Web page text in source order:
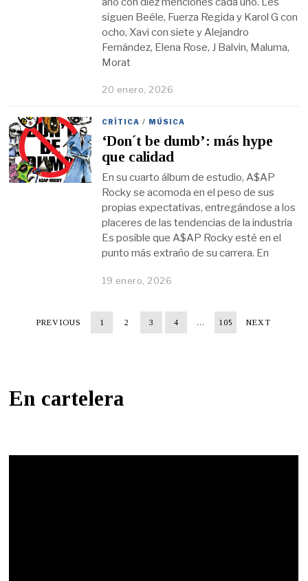
siguen Beéle, Fuerza Regida y Karol G con
ocho, Xavi con siete y Alejandro
Fernández, Elena Rose, J Balvin, Maluma,
Morat
20 enero, 2026
CRÍTICA / MÚSICA
‘Don´t be dumb’: más hype
que calidad
En su cuarto álbum de estudio, A$AP
Rocky se acomoda en el peso de sus
propias expectativas, entregándose a los
placeres de las tendencias de la industria
Es posible que A$AP Rocky esté en el
punto más extraño de su carrera. En
19 enero, 2026
PREVIOUS 1 2 3 4 … 105 NEXT
En cartelera